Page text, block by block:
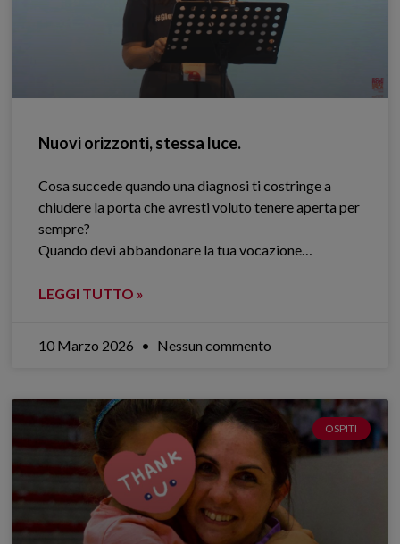
Nuovi orizzonti, stessa luce.
Cosa succede quando una diagnosi ti costringe a
chiudere la porta che avresti voluto tenere aperta per
sempre?
Quando devi abbandonare la tua vocazione…
LEGGI TUTTO »
10 Marzo 2026 Nessun commento
OSPITI